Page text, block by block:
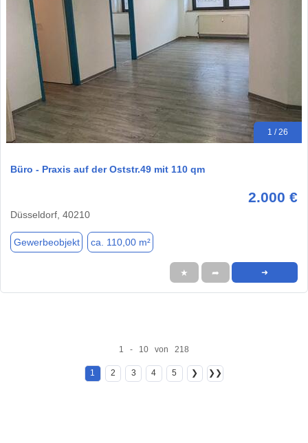
1 / 26
Büro - Praxis auf der Oststr.49 mit 110 qm
2.000 €
Düsseldorf, 40210
Gewerbeobjekt ca. 110,00 m²
★ ➦ ➜
1 - 10 von 218
1 2 3 4 5 ❯ ❯❯